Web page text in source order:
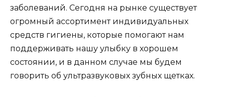
заболеваний. Сегодня на рынке существует
огромный ассортимент индивидуальных
средств гигиены, которые помогают нам
поддерживать нашу улыбку в хорошем
состоянии, и в данном случае мы будем
говорить об ультразвуковых зубных щетках.